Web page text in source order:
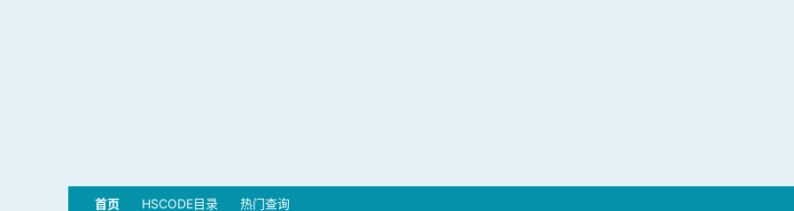
首页 HSCODE目录 热门查询